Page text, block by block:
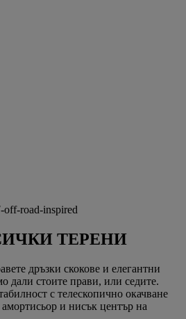
ТЕРЕНИ
дръзки скокове и елегантни
дали стоите прави, или седите.
с телескопично окачване
и нисък център на